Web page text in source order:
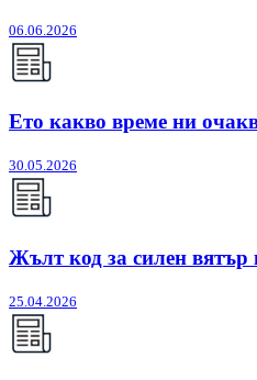
06.06.2026
Ето какво време ни
30.05.2026
Жълт код за силен вятър
25.04.2026